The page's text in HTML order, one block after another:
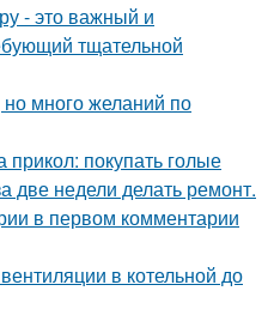
- это важный и
тщательной
но много желаний по
прикол: покупать голые
две недели делать ремонт.
в первом комментарии
в котельной до